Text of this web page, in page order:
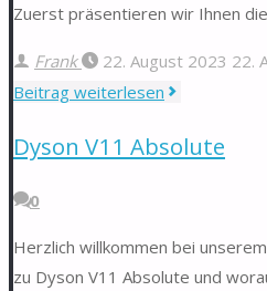
Zuerst präsentieren wir Ihnen
Frank 22. August 2023 22.
Beitrag weiterlesen "Satteltasche
Dyson V11 Absolute
0
Herzlich willkommen bei
zu Dyson V11 Absolute und